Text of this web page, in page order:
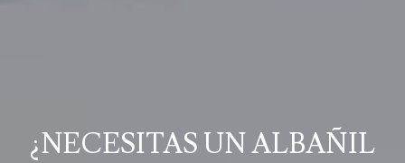
¿NECESITAS UN ALBAÑIL